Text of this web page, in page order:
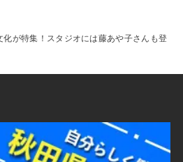
が特集！スタジオには藤あや子さんも登